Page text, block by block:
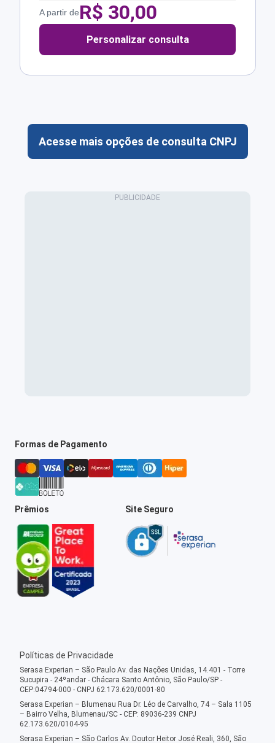
A partir deR$ 30,00
Personalizar consulta
Acesse mais opções de consulta CNPJ
Formas de Pagamento
Prêmios Site Seguro
Políticas de Privacidade
Serasa Experian – São Paulo Av. das Nações Unidas, 14.401 - Torre
Sucupira - 24ºandar - Chácara Santo Antônio, São Paulo/SP -
CEP:04794-000 - CNPJ 62.173.620/0001-80
Serasa Experian – Blumenau Rua Dr. Léo de Carvalho, 74 – Sala 1105
– Bairro Velha, Blumenau/SC - CEP: 89036-239 CNPJ
62.173.620/0104-95
Serasa Experian – São Carlos Av. Doutor Heitor José Reali, 360, São